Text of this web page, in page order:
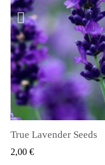
True Lavender Seeds
2,00 €